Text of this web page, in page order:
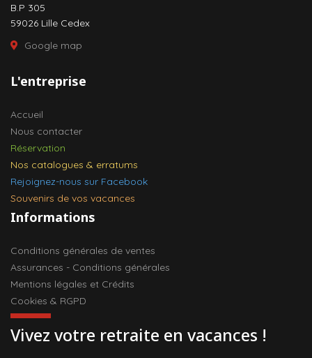
B.P 305
59026 Lille Cedex
Google map
L'entreprise
Accueil
Nous contacter
Réservation
Nos catalogues & erratums
Rejoignez-nous sur Facebook
Souvenirs de vos vacances
Informations
Conditions générales de ventes
Assurances - Conditions générales
Mentions légales et Crédits
Cookies & RGPD
Vivez votre retraite en vacances !